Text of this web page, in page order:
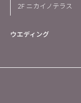
2F ニカイノテラス
ウエディング